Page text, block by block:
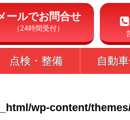
ールでお問合せ
（24時間受付）
点検・整備 自動
wp-content/